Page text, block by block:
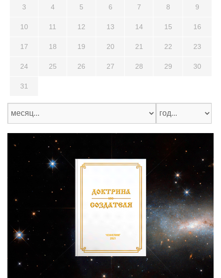
3 4 5 6 7 8 9
10 11 12 13 14 15 16
17 18 19 20 21 22 23
24 25 26 27 28 29 30
31